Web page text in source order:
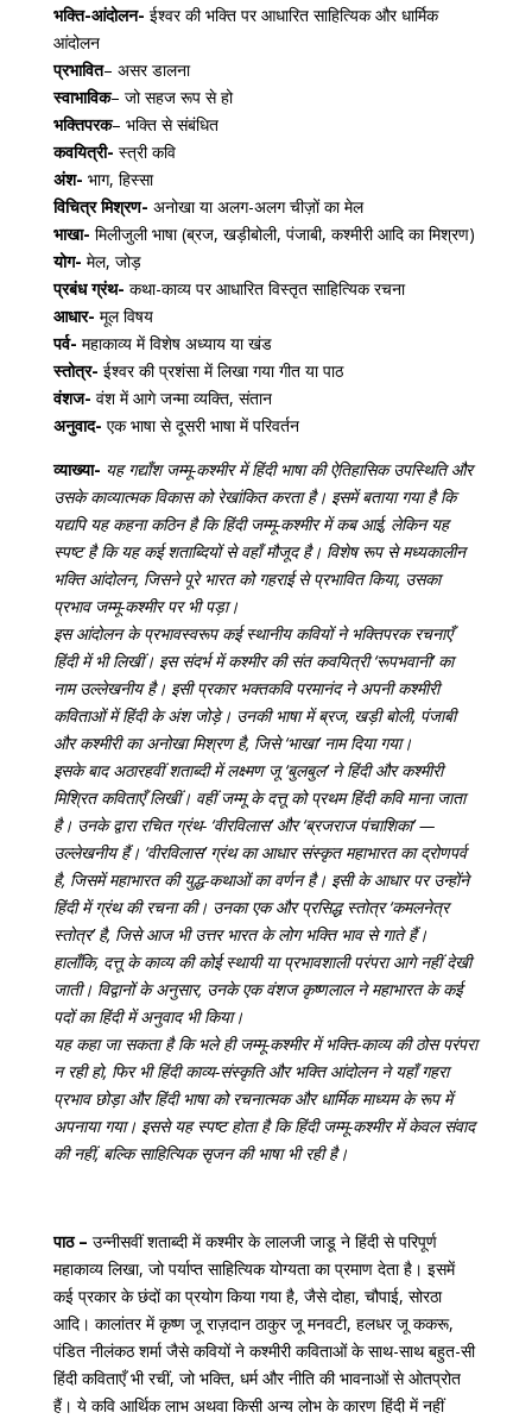
भक्ति-आंदोलन- ईश्वर की भक्ति पर आधारित साहित्यिक और धार्मिक
आंदोलन
प्रभावित– असर डालना
स्वाभाविक– जो सहज रूप से हो
भक्तिपरक– भक्ति से संबंधित
कवयित्री- स्त्री कवि
अंश- भाग, हिस्सा
विचित्र मिश्रण- अनोखा या अलग-अलग चीज़ों का मेल
भाखा- मिलीजुली भाषा (ब्रज, खड़ीबोली, पंजाबी, कश्मीरी आदि का मिश्रण)
योग- मेल, जोड़
प्रबंध ग्रंथ- कथा-काव्य पर आधारित विस्तृत साहित्यिक रचना
आधार- मूल विषय
पर्व- महाकाव्य में विशेष अध्याय या खंड
स्तोत्र- ईश्वर की प्रशंसा में लिखा गया गीत या पाठ
वंशज- वंश में आगे जन्मा व्यक्ति, संतान
अनुवाद- एक भाषा से दूसरी भाषा में परिवर्तन
व्याख्या- यह गद्याँश जम्मू-कश्मीर में हिंदी भाषा की ऐतिहासिक उपस्थिति और
उसके काव्यात्मक विकास को रेखांकित करता है। इसमें बताया गया है कि
यद्यपि यह कहना कठिन है कि हिंदी जम्मू-कश्मीर में कब आई, लेकिन यह
स्पष्ट है कि यह कई शताब्दियों से वहाँ मौजूद है। विशेष रूप से मध्यकालीन
भक्ति आंदोलन, जिसने पूरे भारत को गहराई से प्रभावित किया, उसका
प्रभाव जम्मू-कश्मीर पर भी पड़ा।
इस आंदोलन के प्रभावस्वरूप कई स्थानीय कवियों ने भक्तिपरक रचनाएँ
हिंदी में भी लिखीं। इस संदर्भ में कश्मीर की संत कवयित्री ‘रूपभवानी’ का
नाम उल्लेखनीय है। इसी प्रकार भक्तकवि परमानंद ने अपनी कश्मीरी
कविताओं में हिंदी के अंश जोड़े। उनकी भाषा में ब्रज, खड़ी बोली, पंजाबी
और कश्मीरी का अनोखा मिश्रण है, जिसे ‘भाखा’ नाम दिया गया।
इसके बाद अठारहवीं शताब्दी में लक्ष्मण जू ‘बुलबुल’ ने हिंदी और कश्मीरी
मिश्रित कविताएँ लिखीं। वहीं जम्मू के दत्तू को प्रथम हिंदी कवि माना जाता
है। उनके द्वारा रचित ग्रंथ- ‘वीरविलास’ और ‘ब्रजराज पंचाशिका’ —
उल्लेखनीय हैं। ‘वीरविलास’ ग्रंथ का आधार संस्कृत महाभारत का द्रोणपर्व
है, जिसमें महाभारत की युद्ध-कथाओं का वर्णन है। इसी के आधार पर उन्होंने
हिंदी में ग्रंथ की रचना की। उनका एक और प्रसिद्ध स्तोत्र ‘कमलनेत्र
स्तोत्र’ है, जिसे आज भी उत्तर भारत के लोग भक्ति भाव से गाते हैं।
हालाँकि, दत्तू के काव्य की कोई स्थायी या प्रभावशाली परंपरा आगे नहीं देखी
जाती। विद्वानों के अनुसार, उनके एक वंशज कृष्णलाल ने महाभारत के कई
पदों का हिंदी में अनुवाद भी किया।
यह कहा जा सकता है कि भले ही जम्मू-कश्मीर में भक्ति-काव्य की ठोस परंपरा
न रही हो, फिर भी हिंदी काव्य-संस्कृति और भक्ति आंदोलन ने यहाँ गहरा
प्रभाव छोड़ा और हिंदी भाषा को रचनात्मक और धार्मिक माध्यम के रूप में
अपनाया गया। इससे यह स्पष्ट होता है कि हिंदी जम्मू-कश्मीर में केवल संवाद
की नहीं, बल्कि साहित्यिक सृजन की भाषा भी रही है।
पाठ – उन्नीसवीं शताब्दी में कश्मीर के लालजी जाडू ने हिंदी से परिपूर्ण
महाकाव्य लिखा, जो पर्याप्त साहित्यिक योग्यता का प्रमाण देता है। इसमें
कई प्रकार के छंदों का प्रयोग किया गया है, जैसे दोहा, चौपाई, सोरठा
आदि। कालांतर में कृष्ण जू राज़दान ठाकुर जू मनवटी, हलधर जू ककरू,
पंडित नीलंकठ शर्मा जैसे कवियों ने कश्मीरी कविताओं के साथ-साथ बहुत-सी
हिंदी कविताएँ भी रचीं, जो भक्ति, धर्म और नीति की भावनाओं से ओतप्रोत
हैं। ये कवि आर्थिक लाभ अथवा किसी अन्य लोभ के कारण हिंदी में नहीं